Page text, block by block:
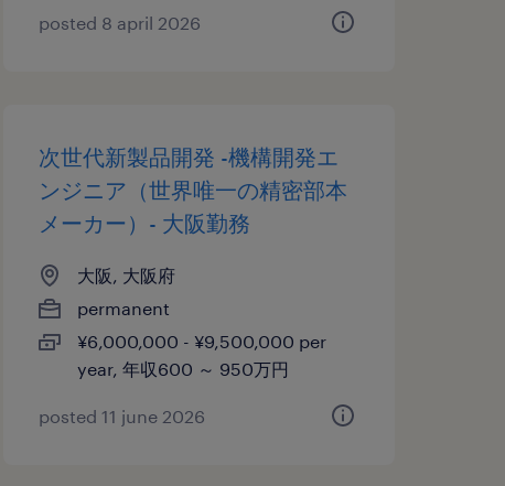
posted 8 april 2026
次世代新製品開発 -機構開発エ
ンジニア（世界唯一の精密部本
メーカー）- 大阪勤務
大阪, 大阪府
permanent
¥6,000,000 - ¥9,500,000 per
year, 年収600 ～ 950万円
posted 11 june 2026